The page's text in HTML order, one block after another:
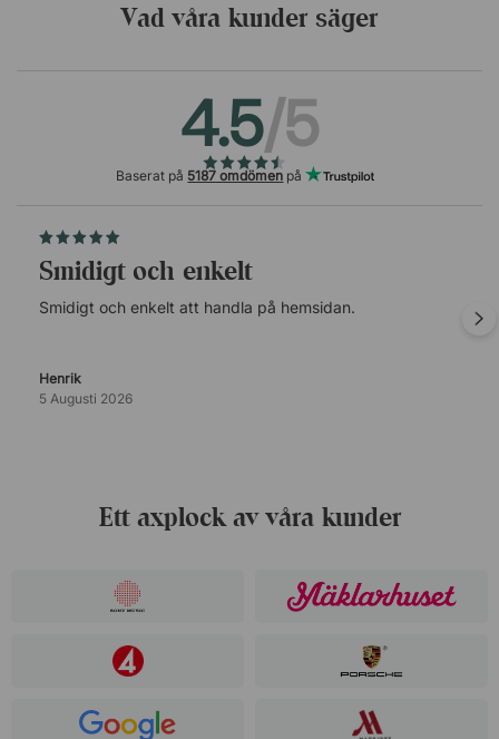
helhet som passar i många olika miljöer.Hyllan Tray Shelf har
föremål på hyllplanen under. Sex flyttbara hyllplan. Låga
kanter håller sakerna på plats. Stabil ram i svartmålad metall.
Vad våra kunder säger
4.5/5
Baserat på 5187 omdömen på
Smidigt och enkelt
Smidigt och enkelt att handla på hemsidan.
Henrik
5 Augusti 2026
Ett axplock av våra kunder